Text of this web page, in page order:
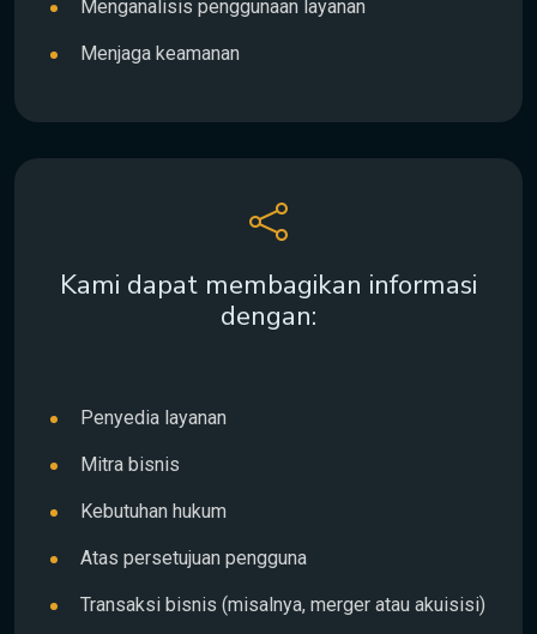
Menganalisis penggunaan layanan
Menjaga keamanan
Kami dapat membagikan informasi
dengan:
Penyedia layanan
Mitra bisnis
Kebutuhan hukum
Atas persetujuan pengguna
Transaksi bisnis (misalnya, merger atau akuisisi)